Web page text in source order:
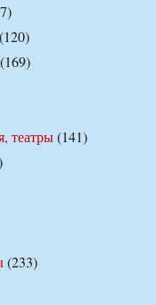
(120)
(169)
театры(141)
(233)